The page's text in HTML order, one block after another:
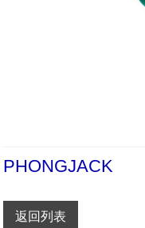
PHONGJACK
返回列表